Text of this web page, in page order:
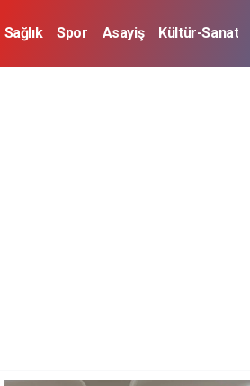
Sağlık Spor Asayiş Kültür-Sanat